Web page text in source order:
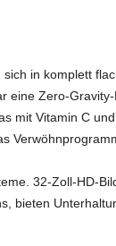
in komplett
eine Zero-
mit Vitamin C
32-Zoll-HD-
bieten